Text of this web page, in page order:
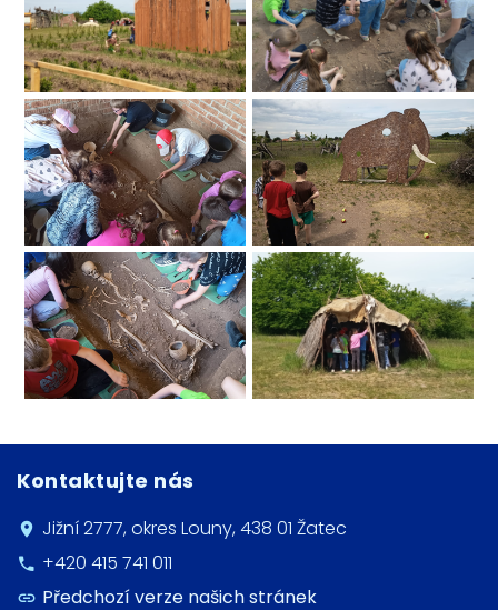
Kontaktujte nás
Jižní 2777, okres Louny, 438 01 Žatec
+420 415 741 011
Předchozí verze našich stránek